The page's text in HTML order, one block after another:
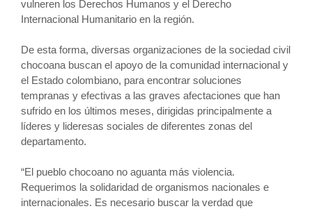
vulneren los Derechos Humanos y el Derecho
Internacional Humanitario en la región.
De esta forma, diversas organizaciones de la sociedad civil
chocoana buscan el apoyo de la comunidad internacional y
el Estado colombiano, para encontrar soluciones
tempranas y efectivas a las graves afectaciones que han
sufrido en los últimos meses, dirigidas principalmente a
líderes y lideresas sociales de diferentes zonas del
departamento.
“El pueblo chocoano no aguanta más violencia.
Requerimos la solidaridad de organismos nacionales e
internacionales. Es necesario buscar la verdad que